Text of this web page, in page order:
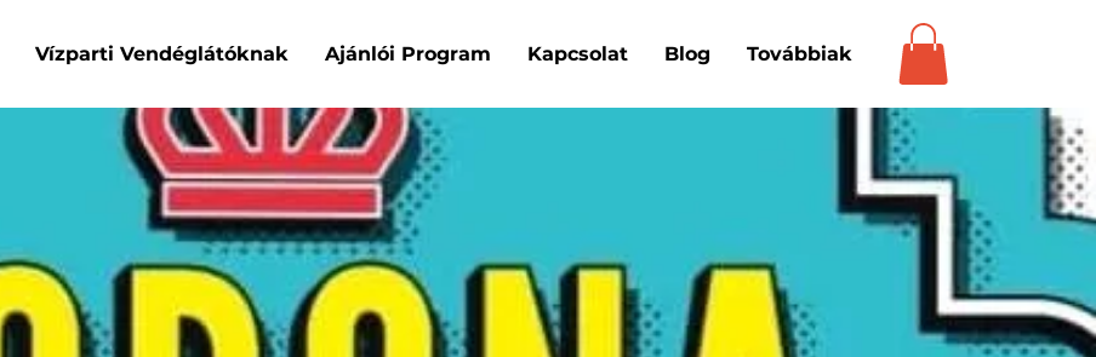
Vízparti Vendéglátóknak Ajánlói Program Kapcsolat Blog Továbbiak